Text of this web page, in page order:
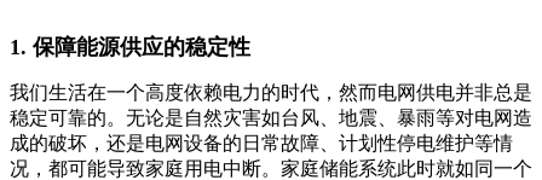
1. 保障能源供应的稳定性
我们生活在一个高度依赖电力的时代，然而电网供电并非总是
稳定可靠的。无论是自然灾害如台风、地震、暴雨等对电网造
成的破坏，还是电网设备的日常故障、计划性停电维护等情
况，都可能导致家庭用电中断。家庭储能系统此时就如同一个